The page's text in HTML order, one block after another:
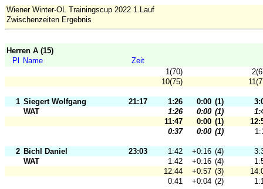
Wiener Winter-OL Trainingscup 2022 1.Lauf
Zwischenzeiten Ergebnis
Herren A (15)
Pl
Name
Zeit
1(70)
10(75)
1 Siegert Wolfgang 21:17 1:26 0:00 (1)
WAT
1:26 0:00 (1)
11:47
0:00 (1)
0:37
0:00 (1)
2 Bichl Daniel 23:03 1:42 +0:16 (4)
WAT
1:42 +0:16 (4)
12:44
+0:57 (3)
0:41
+0:04 (2)